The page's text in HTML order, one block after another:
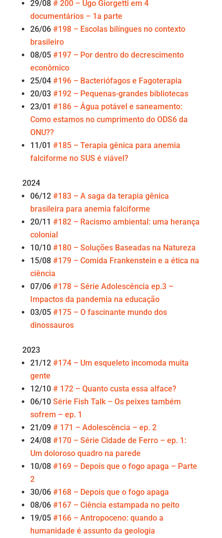
29/08 # 200 – Ugo Giorgetti em 4
documentários – 1a parte
26/06 #198 – Escolas bilíngues no contexto
brasileiro
08/05 #197 – Por dentro do decrescimento
econômico
25/04 #196 – Bacteriófagos e Fagoterapia
20/03 #192 – Pequenas-grandes bibliotecas
23/01 #186 – Água potável e saneamento:
Como estamos no cumprimento do ODS6 da
ONU??
11/01 #185 – Terapia gênica para anemia
falciforme no SUS é viável?
2024
06/12 #183 – A saga da terapia gênica
brasileira para anemia falciforme
20/11 #182 – Racismo ambiental: uma herança
colonial
10/10 #180 – Soluções Baseadas na Natureza
15/08 #179 – Comida Frankenstein e a ética na
ciência
07/06 #178 – Série Adolescência ep.3 –
Impactos da pandemia na educação
03/05 #175 – O fascinante mundo dos
dinossauros
2023
21/12 #174 – Um esqueleto incomoda muita
gente
12/10 # 172 – Quanto custa essa alface?
06/10 Série Fish Talk – Os peixes também
sofrem – ep. 1
21/09 # 171 – Adolescência – ep. 2
24/08 #170 – Série Cidade de Ferro – ep. 1:
Um doloroso quadro na parede
10/08 #169 – Depois que o fogo apaga – Parte
2
30/06 #168 – Depois que o fogo apaga
08/06 #167 – Ciência estampada no peito
19/05 #166 – Antropoceno: quando a
humanidade é assunto da geologia